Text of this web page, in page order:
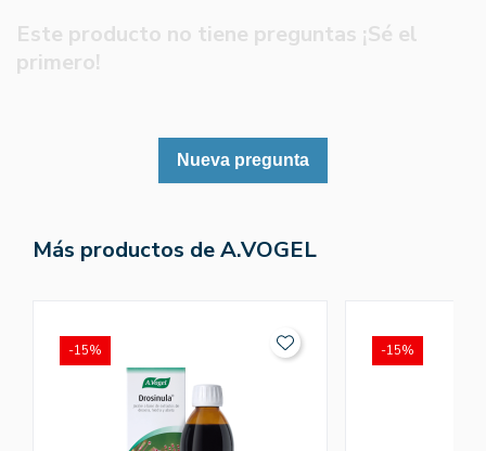
Este producto no tiene preguntas ¡Sé el
primero!
Nueva pregunta
Más productos de A.VOGEL
-15% -15%